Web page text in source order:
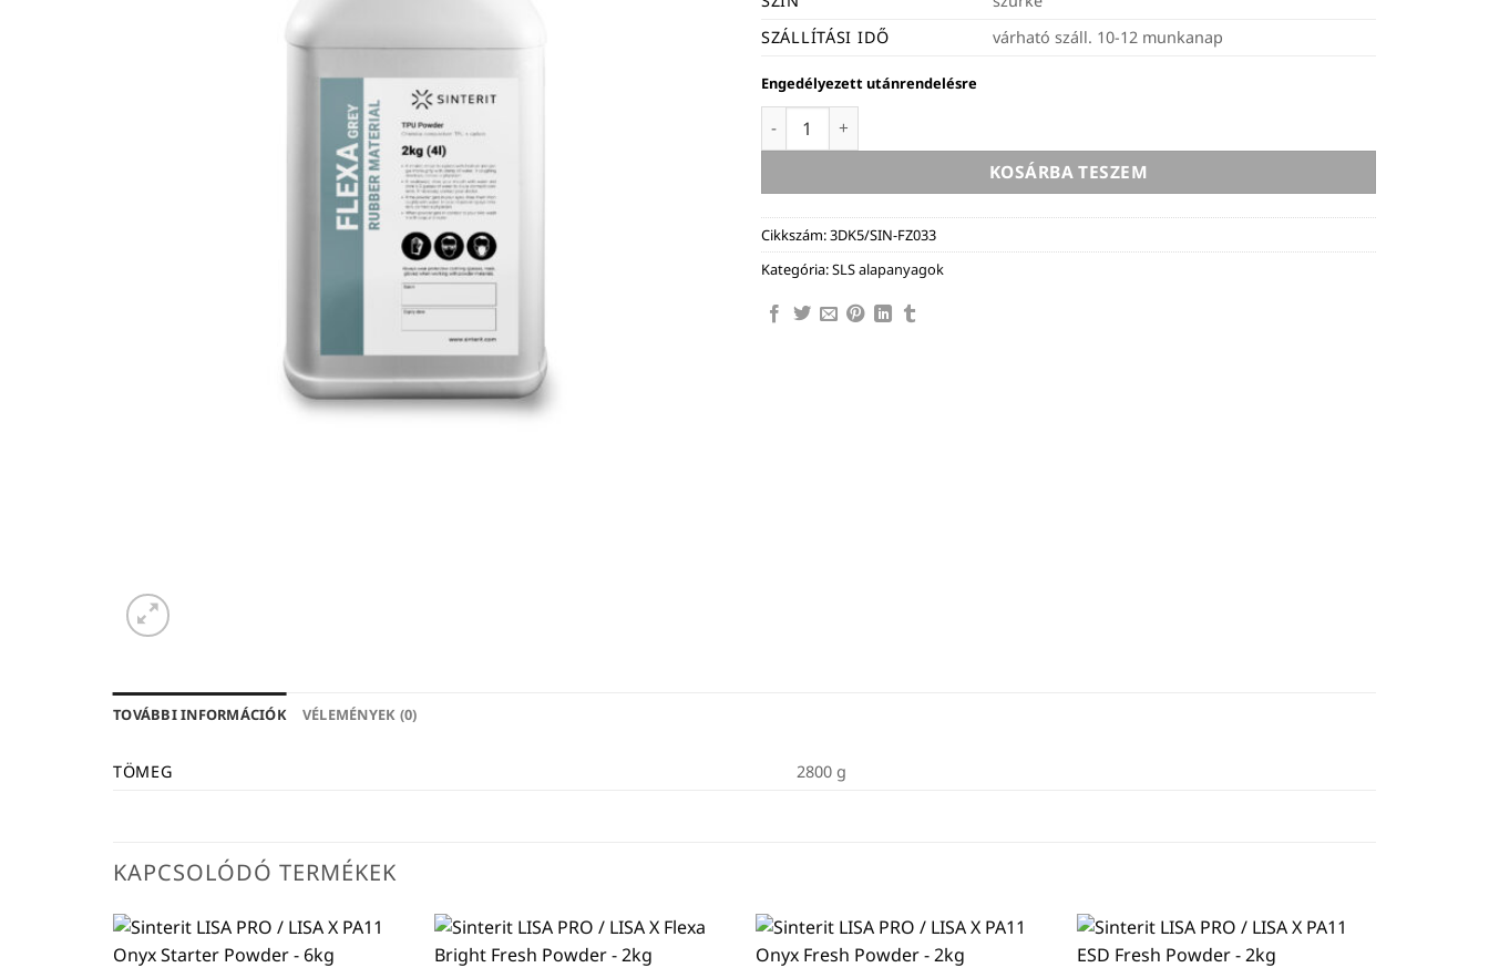
SZÁLLÍTÁSI IDŐ
várható száll. 10-12 munkanap
Engedélyezett utánrendelésre
Sinterit Flexa Grey Fresh Powder - 2kg mennyiség
KOSÁRBA TESZEM
Cikkszám:3DK5/SIN-FZ033
Kategória:SLS alapanyagok
TOVÁBBI INFORMÁCIÓK VÉLEMÉNYEK (0)
TÖMEG 2800 g
KAPCSOLÓDÓ TERMÉKEK